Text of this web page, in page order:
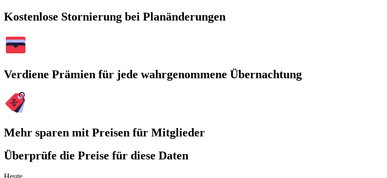
Kostenlose Stornierung bei Planänderungen
Verdiene Prämien für jede wahrgenommene Übernachtung
Mehr sparen mit Preisen für Mitglieder
Überprüfe die Preise für diese Daten